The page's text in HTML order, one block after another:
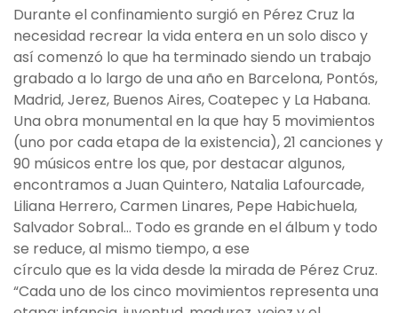
Durante el confinamiento surgió en Pérez Cruz la
necesidad recrear la vida entera en un solo disco y
así comenzó lo que ha terminado siendo un trabajo
grabado a lo largo de una año en Barcelona, Pontós,
Madrid, Jerez, Buenos Aires, Coatepec y La Habana.
Una obra monumental en la que hay 5 movimientos
(uno por cada etapa de la existencia), 21 canciones y
90 músicos entre los que, por destacar algunos,
encontramos a Juan Quintero, Natalia Lafourcade,
Liliana Herrero, Carmen Linares, Pepe Habichuela,
Salvador Sobral… Todo es grande en el álbum y todo
se reduce, al mismo tiempo, a ese
círculo que es la vida desde la mirada de Pérez Cruz.
“Cada uno de los cinco movimientos representa una